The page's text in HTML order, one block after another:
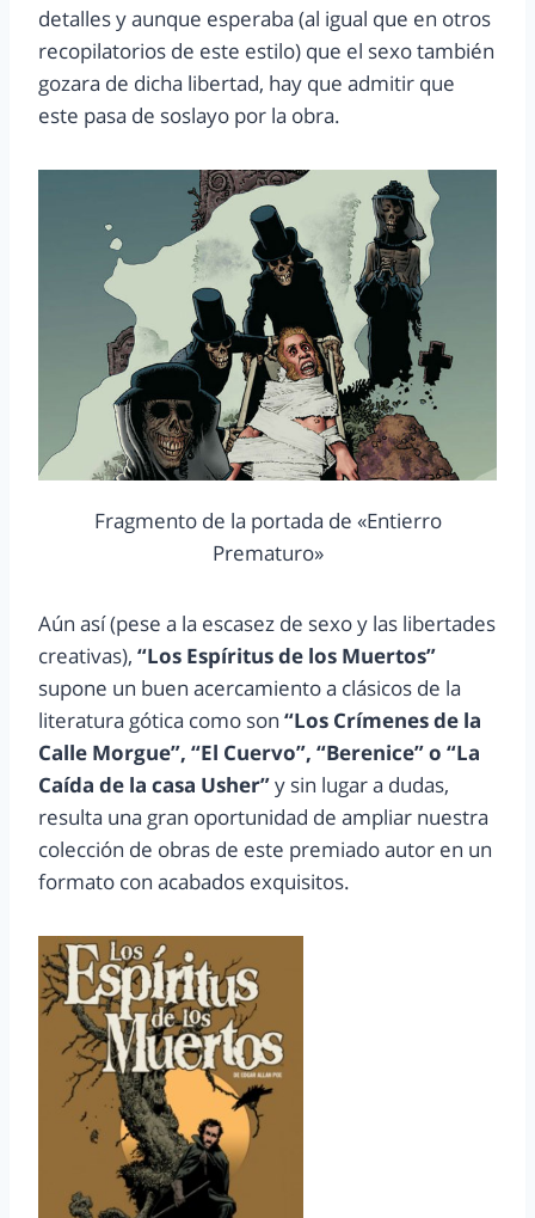
detalles y aunque esperaba (al igual que en otros
recopilatorios de este estilo) que el sexo también
gozara de dicha libertad, hay que admitir que
este pasa de soslayo por la obra.
Fragmento de la portada de «Entierro
Prematuro»
Aún así (pese a la escasez de sexo y las libertades
creativas), “Los Espíritus de los Muertos”
supone un buen acercamiento a clásicos de la
literatura gótica como son “Los Crímenes de la
Calle Morgue”, “El Cuervo”, “Berenice” o “La
Caída de la casa Usher”y sin lugar a dudas,
resulta una gran oportunidad de ampliar nuestra
colección de obras de este premiado autor en un
formato con acabados exquisitos.